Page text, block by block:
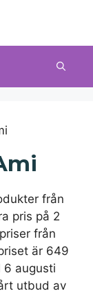
från
pris på 2
från
är 649
6 augusti
utbud av